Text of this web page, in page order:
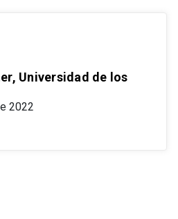
Universidad de los
2022